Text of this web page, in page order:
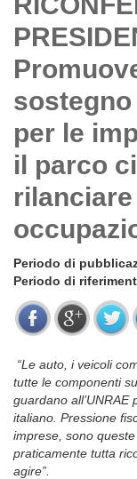
per le
il parco
Periodo di
Periodo di
“Le auto, i veicoli
tutte le componenti
guardano
italiano. Pressione
imprese, sono
praticamente tutta
agire”.